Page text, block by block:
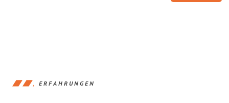
ERFAHRUNGEN